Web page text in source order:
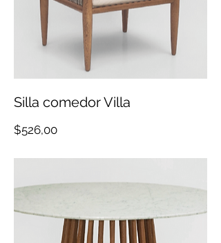
Silla comedor Villa
$526,00Precio